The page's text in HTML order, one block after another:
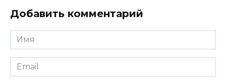
Добавить комментарий
Имя
*
Email
*